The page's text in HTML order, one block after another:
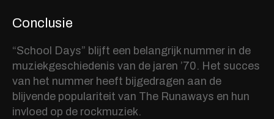
Conclusie
“School Days” blijft een belangrijk nummer in de
muziekgeschiedenis van de jaren ’70. Het succes
van het nummer heeft bijgedragen aan de
blijvende populariteit van The Runaways en hun
invloed op de rockmuziek.